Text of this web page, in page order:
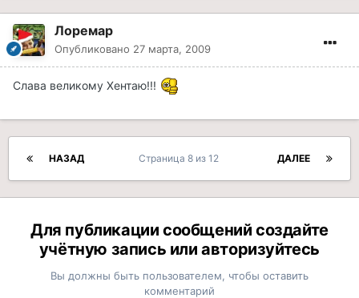
Лоремар
Опубликовано 27 марта, 2009
Слава великому Хентаю!!!
НАЗАД ДАЛЕЕ
Страница 8 из 12
Для публикации сообщений создайте
учётную запись или авторизуйтесь
Вы должны быть пользователем, чтобы оставить
комментарий